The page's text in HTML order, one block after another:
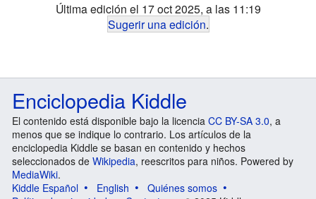
Última edición el 17 oct 2025, a las 11:19
Sugerir una edición.
Enciclopedia Kiddle
El contenido está disponible bajo la licencia CC BY-SA 3.0, a
menos que se indique lo contrario. Los artículos de la
enciclopedia Kiddle se basan en contenido y hechos
seleccionados de Wikipedia, reescritos para niños. Powered by
MediaWiki.
Kiddle Español
English
Quiénes somos